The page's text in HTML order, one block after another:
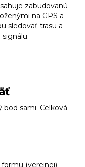
zabudovanú
na GPS a
sledovať trasu a
sami. Celková
(verejnej)